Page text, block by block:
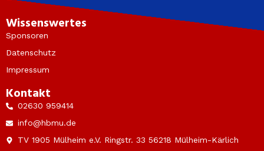
Wissenswertes
Sponsoren
Datenschutz
Impressum
Kontakt
02630 959414
info@hbmu.de
TV 1905 Mülheim e.V. Ringstr. 33 56218 Mülheim-Kärlich